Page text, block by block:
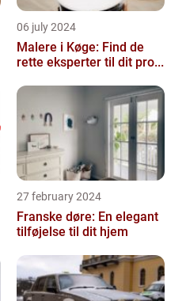
06 july 2024
Malere i Køge: Find de
rette eksperter til dit pro...
27 february 2024
Franske døre: En elegant
tilføjelse til dit hjem